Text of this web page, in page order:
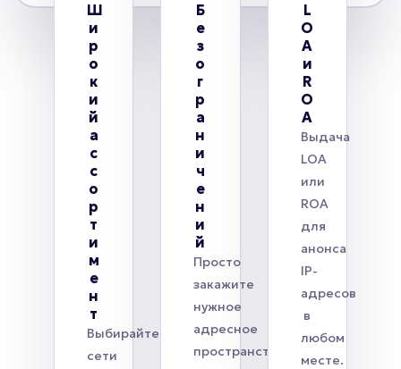
Ш
и
р
о
к
и
й
а
с
с
о
р
т
и
м
е
н
т
Выбирайте
сети
Б
е
з
о
г
р
а
н
и
ч
е
н
и
й
Просто
закажите
нужное
адресное
пространство.
L
O
A
и
R
O
A
Выдача
LOA
или
ROA
для
анонса
IP-
адресов
в
любом
месте.